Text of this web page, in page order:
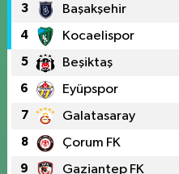
3 Başakşehir
4 Kocaelispor
5 Beşiktaş
6 Eyüpspor
7 Galatasaray
8 Çorum FK
9 Gaziantep FK